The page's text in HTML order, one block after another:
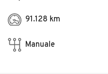
91.128 km
Manuale